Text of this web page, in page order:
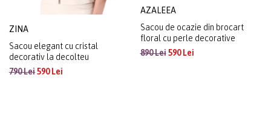
ZINA
Sacou elegant cu cristal
decorativ la decolteu
790 Lei590 Lei
AZALEEA
Sacou de ocazie din brocart
floral cu perle decorative
890 Lei590 Lei